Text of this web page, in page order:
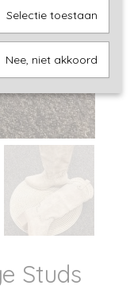
Studs
Selectie toestaan
Nee, niet akkoord